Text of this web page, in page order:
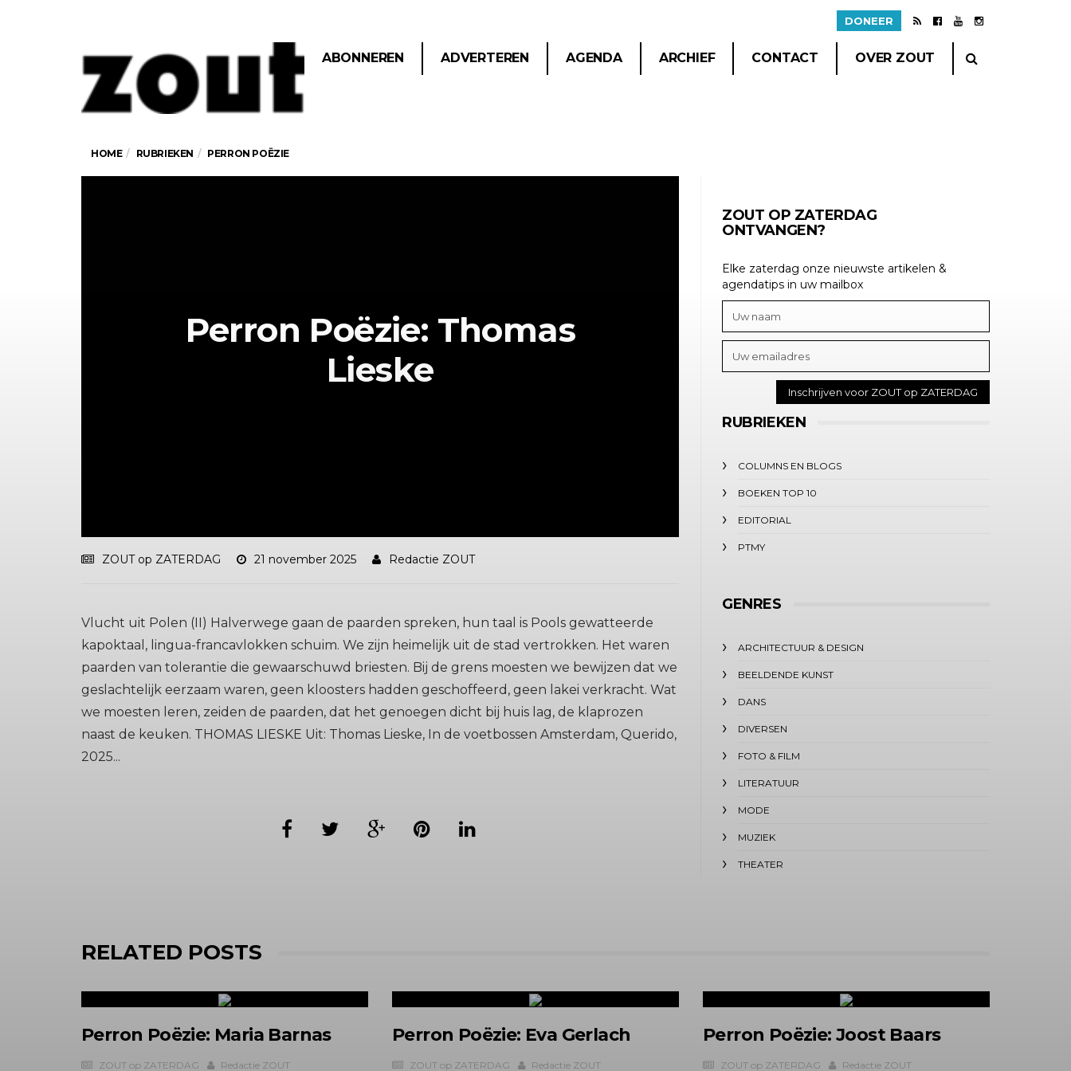
DONEER
ABONNEREN ADVERTEREN AGENDA ARCHIEF CONTACT OVER ZOUT
HOME RUBRIEKEN PERRON POËZIE
Perron Poëzie: Thomas
Lieske
ZOUT op ZATERDAG 21 november 2025 Redactie ZOUT
Vlucht uit Polen (II) Halverwege gaan de paarden spreken, hun taal is Pools gewatteerde
kapoktaal, lingua-francavlokken schuim. We zijn heimelijk uit de stad vertrokken. Het waren
paarden van tolerantie die gewaarschuwd briesten. Bij de grens moesten we bewijzen dat we
geslachtelijk eerzaam waren, geen kloosters hadden geschoffeerd, geen lakei verkracht. Wat
we moesten leren, zeiden de paarden, dat het genoegen dicht bij huis lag, de klaprozen
naast de keuken. THOMAS LIESKE Uit: Thomas Lieske, In de voetbossen Amsterdam, Querido,
2025...
ZOUT OP ZATERDAG
ONTVANGEN?
Elke zaterdag onze nieuwste artikelen &
agendatips in uw mailbox
RUBRIEKEN
COLUMNS EN BLOGS
BOEKEN TOP 10
EDITORIAL
PTMY
GENRES
ARCHITECTUUR & DESIGN
BEELDENDE KUNST
DANS
DIVERSEN
FOTO & FILM
LITERATUUR
MODE
MUZIEK
THEATER
RELATED POSTS
Perron Poëzie: Maria Barnas
ZOUT op ZATERDAG Redactie ZOUT
Perron Poëzie: Eva Gerlach
ZOUT op ZATERDAG Redactie ZOUT
Perron Poëzie: Joost Baars
ZOUT op ZATERDAG Redactie ZOUT